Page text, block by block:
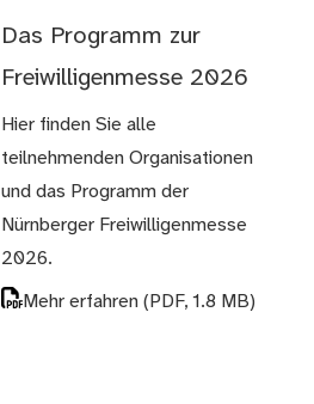
Das Programm zur
Freiwilligenmesse 2026
Hier finden Sie alle
teilnehmenden Organisationen
und das Programm der
Nürnberger Freiwilligenmesse
2026.
Mehr erfahren(PDF, 1.8 MB)